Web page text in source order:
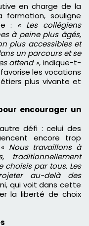
en charge de la
souligne
: « Les collégiens
à peine plus âgés,
plus accessibles et
un parcours et se
attend », indique-t-
les vocations
plus vivante et
encourager un
défi : celui des
encore trop
Nous travaillons à
traditionnellement
choisis par tous. Les
au-delà des
qui voit dans cette
la liberté de choix